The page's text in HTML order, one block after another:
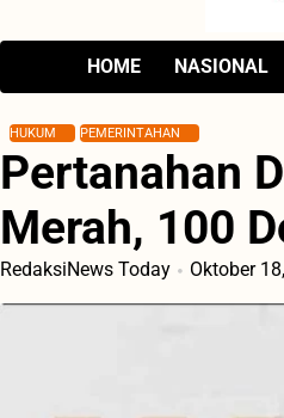
HOME NASIONAL
HUKUM PEMERINTAHAN
Pertanahan
Merah, 100
RedaksiNews Today Oktober